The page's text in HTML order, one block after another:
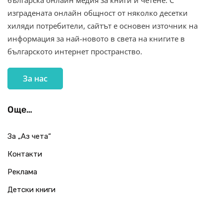
изградената онлайн общност от няколко десетки
хиляди потребители, сайтът е основен източник на
информация за най-новото в света на книгите в
българското интернет пространство.
За нас
Още…
За „Аз чета“
Контакти
Реклама
Детски книги